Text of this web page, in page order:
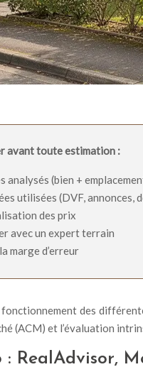
avant toute estimation :
analysés (bien +
utilisées (DVF, annonces,
des prix
avec un expert terrain
marge d’erreur
des
(ACM) et l’évaluation
RealAdvisor,